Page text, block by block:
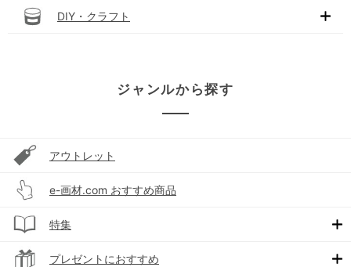
DIY・クラフト
ジャンルから探す
アウトレット
e-画材.com おすすめ商品
特集
プレゼントにおすすめ